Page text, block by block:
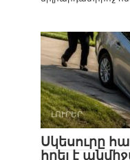
ԼՈՒՐԵՐ
Սկեսուրը
հրել է